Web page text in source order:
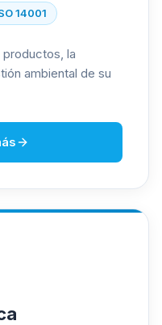
14001
la
ambiental de su